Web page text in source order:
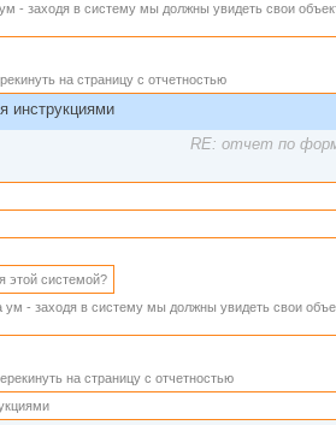
- заходя в систему мы должны увидеть свои
на страницу с отчетностью
инструкциями
RE: отчет по
этой системой?
ум - заходя в систему мы должны увидеть свои
на страницу с отчетностью